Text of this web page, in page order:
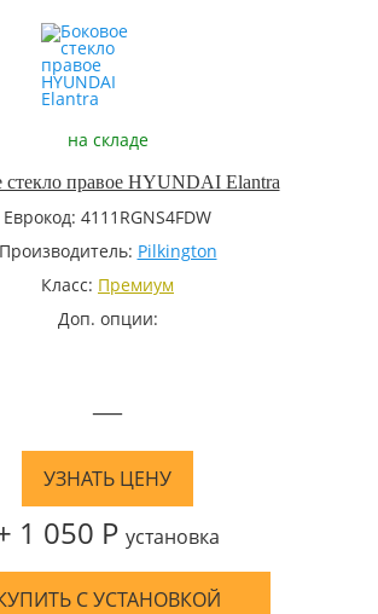
на складе
стекло правое HYUNDAI Elantra
Еврокод: 4111RGNS4FDW
Производитель: Pilkington
Класс: Премиум
Доп. опции:
—
УЗНАТЬ ЦЕНУ
1 050 Р установка
С УСТАНОВКОЙ